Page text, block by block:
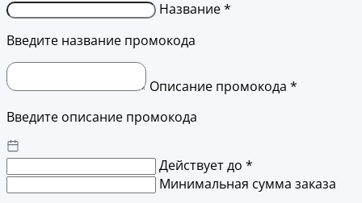
Название *
Введите название промокода
Описание промокода *
Введите описание промокода
Действует до *
Минимальная сумма заказа